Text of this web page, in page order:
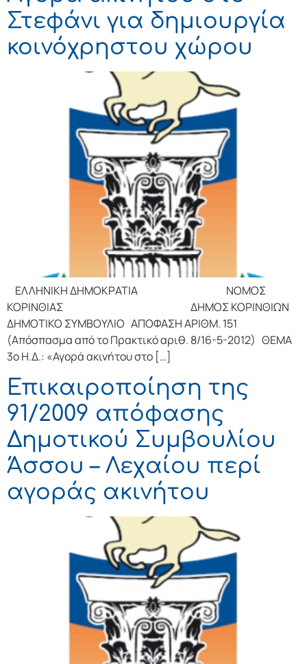
Στεφάνι για δημιουργία
κοινόχρηστου χώρου
ΕΛΛΗΝΙΚΗ ΔΗΜΟΚΡΑΤΙΑ ΝΟΜΟΣ
ΚΟΡΙΝΘΙΑΣ ΔΗΜΟΣ ΚΟΡΙΝΘΙΩΝ
ΔΗΜΟΤΙΚΟ ΣΥΜΒΟΥΛΙΟ ΑΠΟΦΑΣΗ ΑΡΙΘΜ. 151
(Απόσπασμα από το Πρακτικό αριθ. 8/16-5-2012) ΘΕΜΑ
3ο Η.Δ.: «Αγορά ακινήτου στο […]
Επικαιροποίηση της
91/2009 απόφασης
Δημοτικού Συμβουλίου
Άσσου – Λεχαίου περί
αγοράς ακινήτου